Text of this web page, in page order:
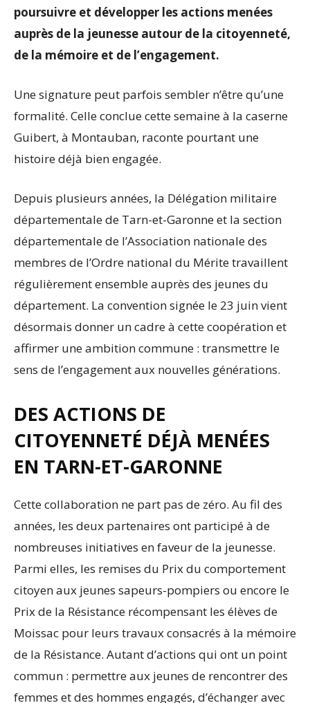
poursuivre et développer les actions menées
auprès de la jeunesse autour de la citoyenneté,
de la mémoire et de l’engagement.
Une signature peut parfois sembler n’être qu’une
formalité. Celle conclue cette semaine à la caserne
Guibert, à Montauban, raconte pourtant une
histoire déjà bien engagée.
Depuis plusieurs années, la Délégation militaire
départementale de Tarn-et-Garonne et la section
départementale de l’Association nationale des
membres de l’Ordre national du Mérite travaillent
régulièrement ensemble auprès des jeunes du
département. La convention signée le 23 juin vient
désormais donner un cadre à cette coopération et
affirmer une ambition commune : transmettre le
sens de l’engagement aux nouvelles générations.
DES ACTIONS DE
CITOYENNETÉ DÉJÀ MENÉES
EN TARN-ET-GARONNE
Cette collaboration ne part pas de zéro. Au fil des
années, les deux partenaires ont participé à de
nombreuses initiatives en faveur de la jeunesse.
Parmi elles, les remises du Prix du comportement
citoyen aux jeunes sapeurs-pompiers ou encore le
Prix de la Résistance récompensant les élèves de
Moissac pour leurs travaux consacrés à la mémoire
de la Résistance. Autant d’actions qui ont un point
commun : permettre aux jeunes de rencontrer des
femmes et des hommes engagés, d’échanger avec